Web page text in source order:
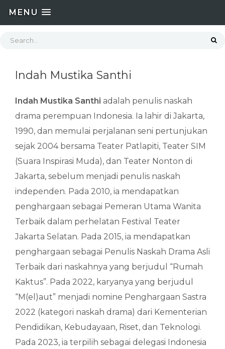
MENU
Indah Mustika Santhi
Indah Mustika Santhi adalah penulis naskah
drama perempuan Indonesia. Ia lahir di Jakarta,
1990, dan memulai perjalanan seni pertunjukan
sejak 2004 bersama Teater Patlapiti, Teater SIM
(Suara Inspirasi Muda), dan Teater Nonton di
Jakarta, sebelum menjadi penulis naskah
independen. Pada 2010, ia mendapatkan
penghargaan sebagai Pemeran Utama Wanita
Terbaik dalam perhelatan Festival Teater
Jakarta Selatan. Pada 2015, ia mendapatkan
penghargaan sebagai Penulis Naskah Drama Asli
Terbaik dari naskahnya yang berjudul “Rumah
Kaktus”. Pada 2022, karyanya yang berjudul
“M(el)aut” menjadi nomine Penghargaan Sastra
2022 (kategori naskah drama) dari Kementerian
Pendidikan, Kebudayaan, Riset, dan Teknologi.
Pada 2023, ia terpilih sebagai delegasi Indonesia